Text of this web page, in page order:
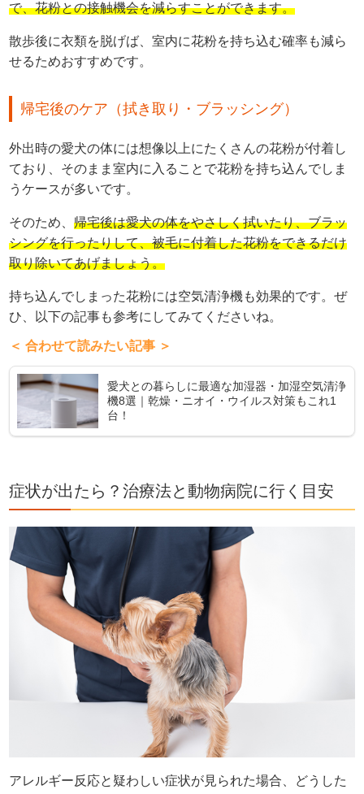
で、花粉との接触機会を減らすことができます。
散歩後に衣類を脱げば、室内に花粉を持ち込む確率も減ら
せるためおすすめです。
帰宅後のケア（拭き取り・ブラッシング）
外出時の愛犬の体には想像以上にたくさんの花粉が付着し
ており、そのまま室内に入ることで花粉を持ち込んでしま
うケースが多いです。
そのため、帰宅後は愛犬の体をやさしく拭いたり、ブラッ
シングを行ったりして、被毛に付着した花粉をできるだけ
取り除いてあげましょう。
持ち込んでしまった花粉には空気清浄機も効果的です。ぜ
ひ、以下の記事も参考にしてみてくださいね。
＜ 合わせて読みたい記事 ＞
愛犬との暮らしに最適な加湿器・加湿空気清浄
機8選｜乾燥・ニオイ・ウイルス対策もこれ1
台！
症状が出たら？治療法と動物病院に行く目安
アレルギー反応と疑わしい症状が見られた場合、どうした